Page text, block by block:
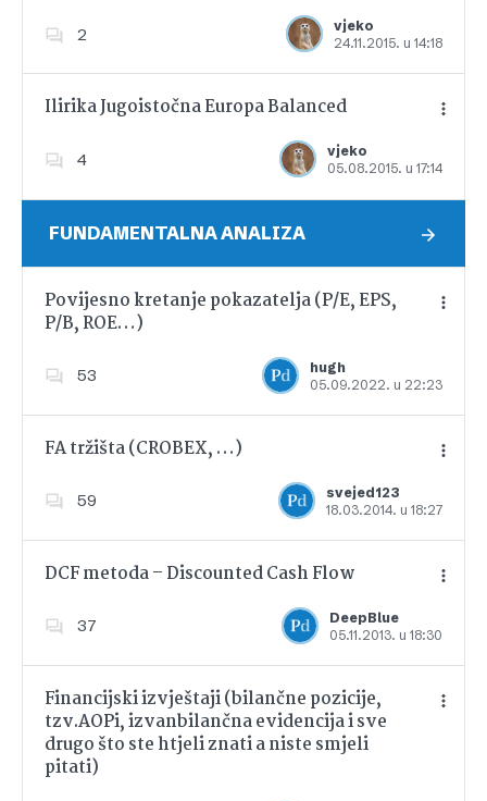
2
vjeko
24.11.2015. u 14:18
Dodajte u favorite
Ilirika Jugoistočna Europa Balanced
4
vjeko
05.08.2015. u 17:14
Dodajte u favorite
FUNDAMENTALNA ANALIZA
Povijesno kretanje pokazatelja (P/E, EPS,
P/B, ROE…)
53
hugh
05.09.2022. u 22:23
Dodajte u favorite
FA tržišta (CROBEX, …)
59
svejed123
18.03.2014. u 18:27
Dodajte u favorite
DCF metoda – Discounted Cash Flow
37
DeepBlue
05.11.2013. u 18:30
Dodajte u favorite
Financijski izvještaji (bilančne pozicije,
tzv.AOPi, izvanbilančna evidencija i sve
drugo što ste htjeli znati a niste smjeli
pitati)